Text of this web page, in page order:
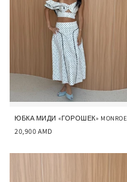
ЮБКА МИДИ «ГОРОШЕК» MONROE
20,900 AMD